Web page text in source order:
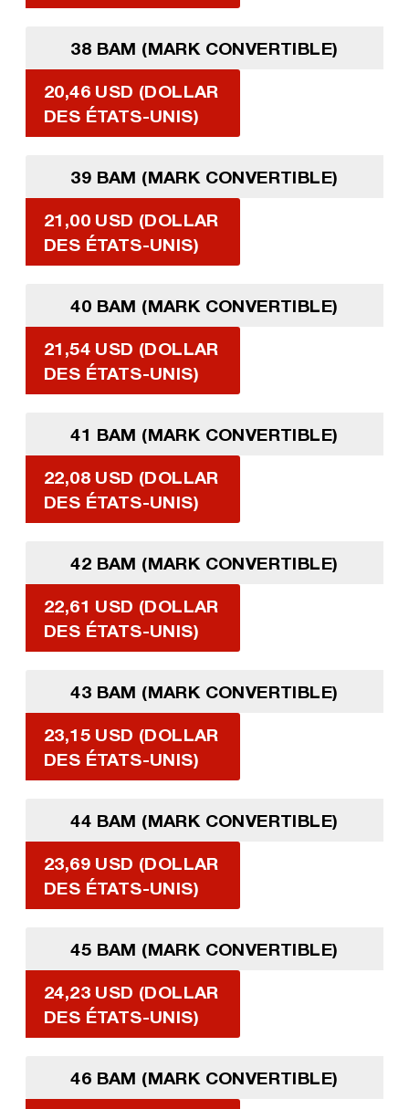
38 BAM (MARK CONVERTIBLE)
20,46 USD (DOLLAR
DES ÉTATS-UNIS)
39 BAM (MARK CONVERTIBLE)
21,00 USD (DOLLAR
DES ÉTATS-UNIS)
40 BAM (MARK CONVERTIBLE)
21,54 USD (DOLLAR
DES ÉTATS-UNIS)
41 BAM (MARK CONVERTIBLE)
22,08 USD (DOLLAR
DES ÉTATS-UNIS)
42 BAM (MARK CONVERTIBLE)
22,61 USD (DOLLAR
DES ÉTATS-UNIS)
43 BAM (MARK CONVERTIBLE)
23,15 USD (DOLLAR
DES ÉTATS-UNIS)
44 BAM (MARK CONVERTIBLE)
23,69 USD (DOLLAR
DES ÉTATS-UNIS)
45 BAM (MARK CONVERTIBLE)
24,23 USD (DOLLAR
DES ÉTATS-UNIS)
46 BAM (MARK CONVERTIBLE)